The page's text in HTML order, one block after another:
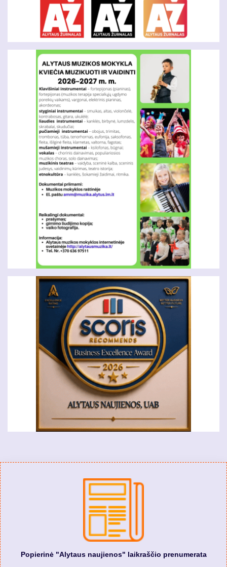
Popierinė "Alytaus naujienos" laikraščio prenumerata